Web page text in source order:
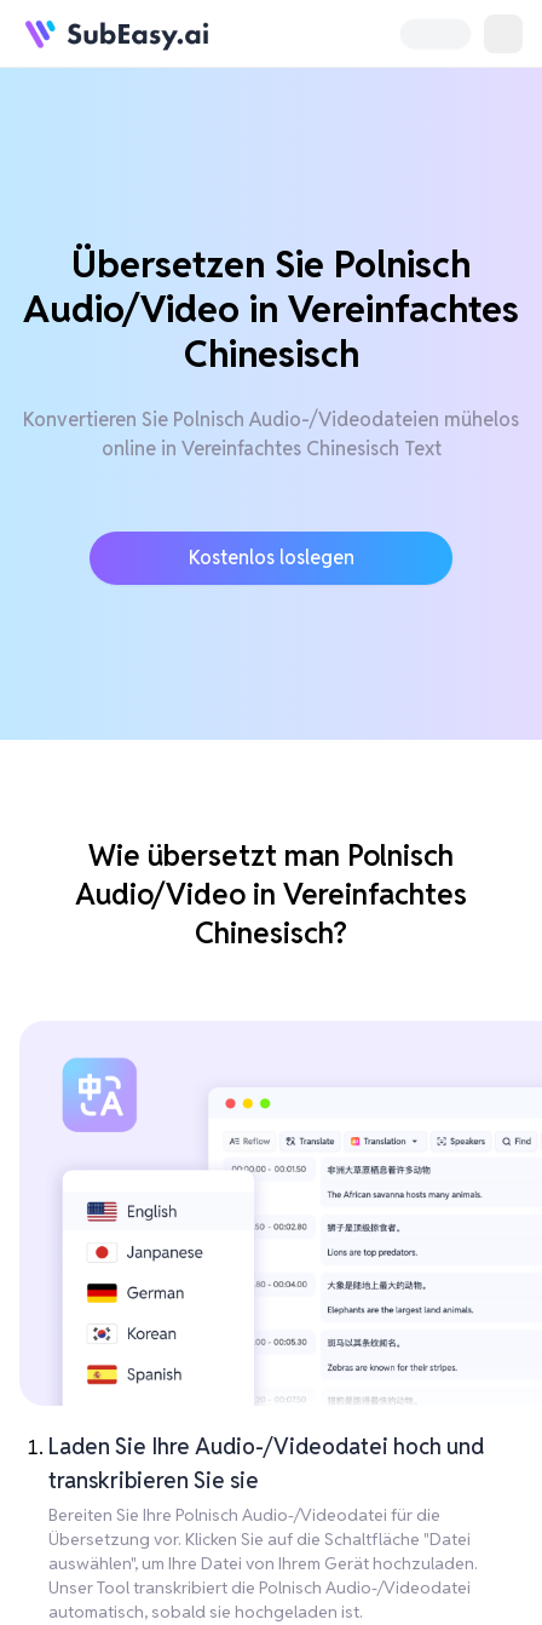
Übersetzen Sie Polnisch
Audio/Video in Vereinfachtes
Chinesisch
Konvertieren Sie Polnisch Audio-/Videodateien mühelos
online in Vereinfachtes Chinesisch Text
Kostenlos loslegen
Wie übersetzt man Polnisch
Audio/Video in Vereinfachtes
Chinesisch?
Laden Sie Ihre Audio-/Videodatei hoch und
transkribieren Sie sie
Bereiten Sie Ihre Polnisch Audio-/Videodatei für die
Übersetzung vor. Klicken Sie auf die Schaltfläche "Datei
auswählen", um Ihre Datei von Ihrem Gerät hochzuladen.
Unser Tool transkribiert die Polnisch Audio-/Videodatei
automatisch, sobald sie hochgeladen ist.